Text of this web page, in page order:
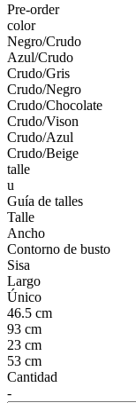
Pre-order
color
Negro/Crudo
Azul/Crudo
Crudo/Gris
Crudo/Negro
Crudo/Chocolate
Crudo/Vison
Crudo/Azul
Crudo/Beige
talle
u
Guía de talles
Talle
Ancho
Contorno de busto
Sisa
Largo
Único
46.5 cm
93 cm
23 cm
53 cm
Cantidad
-